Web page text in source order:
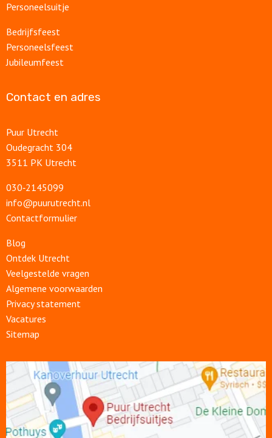
Personeelsuitje
Bedrijfsfeest
Personeelsfeest
Jubileumfeest
Contact en adres
Puur Utrecht
Oudegracht 304
3511 PK Utrecht
030‑2145099
info@puurutrecht.nl
Contactformulier
Blog
Ontdek Utrecht
Veelgestelde vragen
Algemene voorwaarden
Privacy statement
Vacatures
Sitemap
link